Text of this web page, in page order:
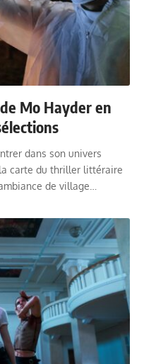
Mo Hayder en
dans son univers
la carte du thriller littéraire
de village…